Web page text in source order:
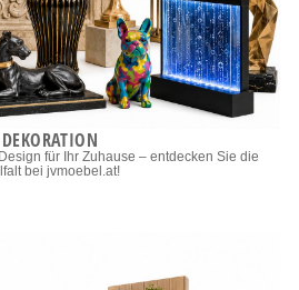
DEKORATION
für Ihr Zuhause – entdecken Sie die
bei jvmoebel.at!